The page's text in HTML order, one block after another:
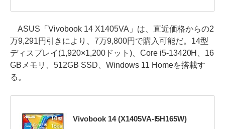
ASUS「Vivobook 14 X1405VA」は、直近価格からの2
万9,291円引きにより、7万9,800円で購入可能だ。14型
ディスプレイ(1,920×1,200ドット)、Core i5-13420H、16
GBメモリ、512GB SSD、Windows 11 Homeを搭載す
る。
Vivobook 14 (X1405VA-I5H165W)